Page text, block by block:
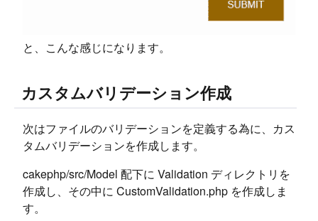
と、こんな感じになります。
カスタムバリデーション作成
次はファイルのバリデーションを定義する為に、カス
タムバリデーションを作成します。
cakephp/src/Model 配下に Validation ディレクトリを
作成し、その中に CustomValidation.php を作成しま
す。